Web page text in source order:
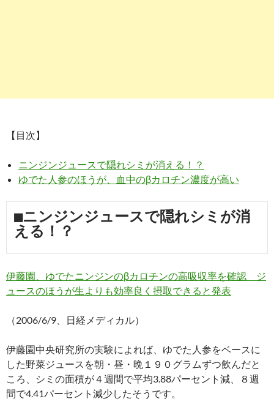
【目次】
ニンジンジュースで隠れシミが消える！？
ゆでた人参のほうが、血中のβカロチン濃度が高い
■ニンジンジュースで隠れシミが消
える！？
伊藤園、ゆでたニンジンのβカロチンの高吸収率を確認 ジ
ュースのほうが生よりも効率良く摂取できると発表
（2006/6/9、日経メディカル）
伊藤園中央研究所の実験によれば、ゆでた人参をベースに
した野菜ジュースを朝・昼・晩１９０グラムずつ飲んだと
ころ、シミの面積が４週間で平均3.88パーセント減、８週
間で4.41パーセント減少したそうです。